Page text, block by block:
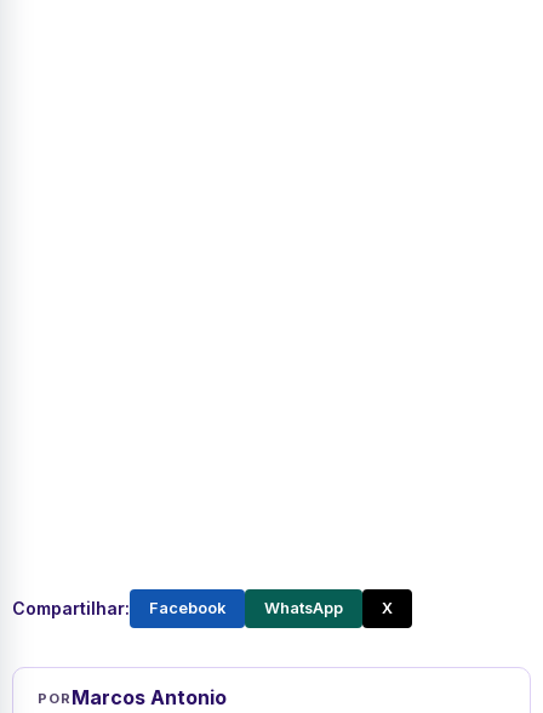
Compartilhar: Facebook WhatsApp X
POR Marcos Antonio